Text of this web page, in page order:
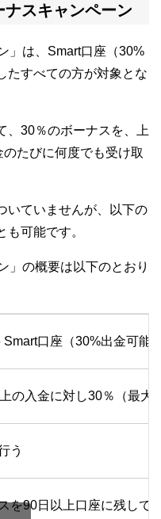
スキャンペーン
」は、Smart口座（30%
たすべての方が対象とな
、30％のボーナスを、上
たびに何度でも受け取
いていませんが、以下の
可能です。
」の概要は以下のとおり
Smart口座（30%出金可能
の入金に対し30％（最大
う
を90日以上口座に残して